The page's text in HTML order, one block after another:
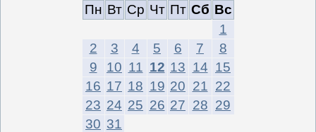
Пн Вт Ср Чт Пт Сб Вс
1
2
3 4 5 6 7
8
9
10 11 12 13 14 15
16 17 18 19 20 21 22
23 24 25 26 27 28 29
30 31